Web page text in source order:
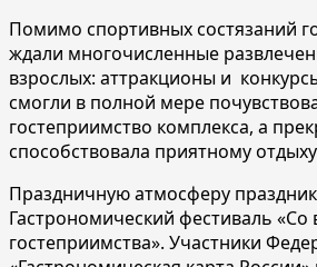
Помимо спортивных состязаний
ждали многочисленные
взрослых: аттракционы и
смогли в полной мере
гостеприимство комплекса, а
способствовала приятному
Праздничную атмосферу
Гастрономический фестиваль «Со
гостеприимства». Участники